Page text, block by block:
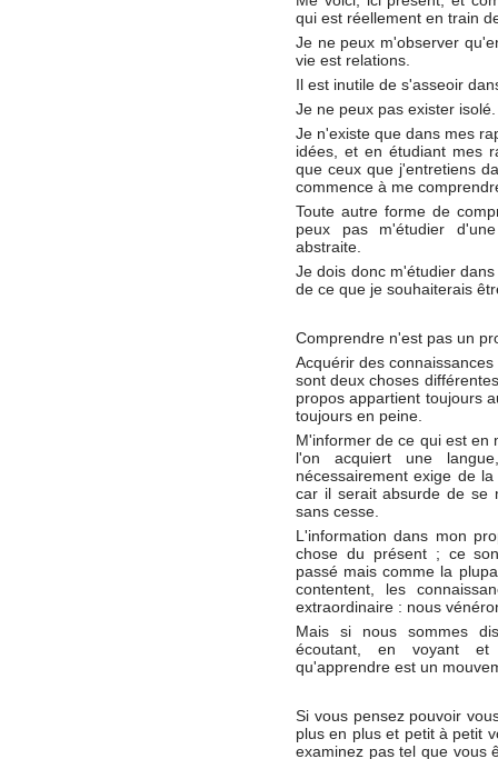
qui est réellement en train
Je ne peux m'observer
vie est relations.
Il est inutile de s'asseoir
Je ne peux pas exister isolé.
Je n'existe que dans mes
idées, et en étudiant mes
que ceux que j'entretiens
commence à me
Toute autre forme de
peux pas m'étudier
abstraite.
Je dois donc m'étudier
de ce que je souhaiterais
Comprendre n'est pas un
Acquérir des
sont deux choses
propos appartient toujours
toujours en peine.
M'informer de ce qui est en
l'on acquiert une
nécessairement exige de
car il serait absurde de se
sans cesse.
L'information dans mon
chose du présent ; ce
passé mais comme la
contentent, les
extraordinaire : nous
Mais si nous sommes
écoutant, en voyant et
qu'apprendre est un
Si vous pensez pouvoir
plus en plus et petit à petit
examinez pas tel que vous